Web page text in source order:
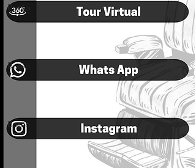
Botão
Botão
Botão